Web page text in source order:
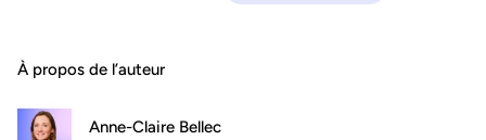
À propos de l’auteur
Anne-Claire Bellec